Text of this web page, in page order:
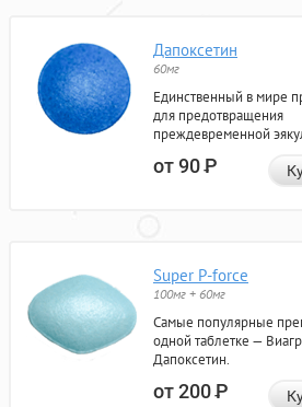
Дапоксетин
60мг
Единственный в мире
для предотвращения
преждевременной
от 90Р
Super P-force
100мг + 60мг
Самые популярные
одной таблетке —
Дапоксетин.
от 200Р